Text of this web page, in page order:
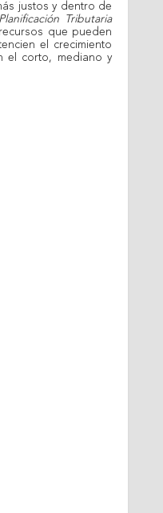
justos y dentro de
Tributaria
que pueden
el crecimiento
el corto, mediano y